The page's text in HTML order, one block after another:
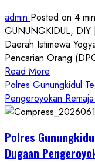
admin Posted on 4
GUNUNGKIDUL,
Daerah Istimewa
Pencarian Orang
Read More
more
about
Kasus
Pelecehan
Seksual:
Polres Gunungkidul
Pengeroyokan
Polres
Dugaan